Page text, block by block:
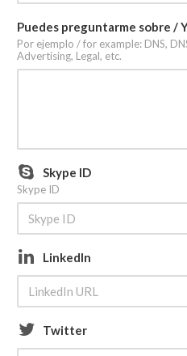
Puedes preguntarme sobre /
Por ejemplo / for example: DNS,
Advertising, Legal, etc.
Skype ID
Skype ID
LinkedIn
Twitter